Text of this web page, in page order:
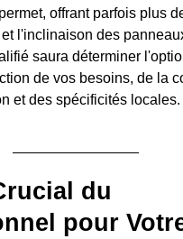
offrant parfois plus
l'inclinaison des
saura déterminer
de vos besoins, de la
et des spécificités locales.
du
pour